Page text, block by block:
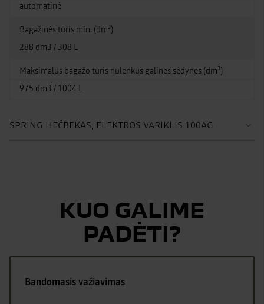
automatinė
Bagažinės tūris min. (dm³)
288 dm3 / 308 L
Maksimalus bagažo tūris nulenkus galines sėdynes (dm³)
975 dm3 / 1004 L
SPRING HEČBEKAS, ELEKTROS VARIKLIS 100AG
KUO GALIME
PADĖTI?
Bandomasis važiavimas